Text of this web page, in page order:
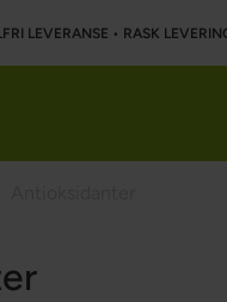
LEVERANSE • RASK